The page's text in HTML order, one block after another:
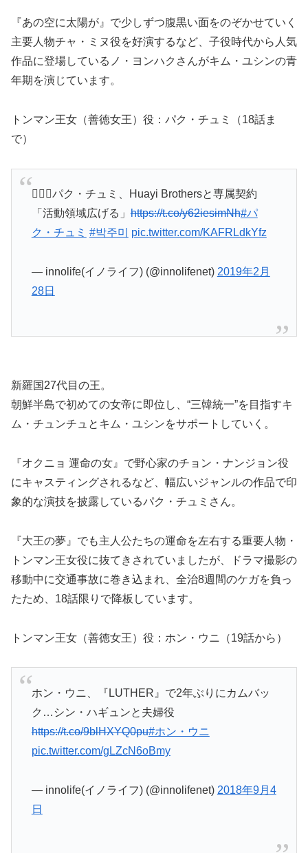
『あの空に太陽が』で少しずつ腹黒い面をのぞかせていく
主要人物チャ・ミヌ役を好演するなど、子役時代から人気
作品に登場しているノ・ヨンハクさんがキム・ユシンの青
年期を演じています。
トンマン王女（善徳女王）役：パク・チュミ（18話ま
で）
🙋🏻‍♀️パク・チュミ、Huayi Brothersと専属契約
「活動領域広げる」https://t.co/y62iesimNh#パ
ク・チュミ #박주미 pic.twitter.com/KAFRLdkYfz
— innolife(イノライフ) (@innolifenet) 2019年2月
28日
新羅国27代目の王。
朝鮮半島で初めての女帝に即位し、“三韓統一”を目指すキ
ム・チュンチュとキム・ユシンをサポートしていく。
『オクニョ 運命の女』で野心家のチョン・ナンジョン役
にキャスティングされるなど、幅広いジャンルの作品で印
象的な演技を披露しているパク・チュミさん。
『大王の夢』でも主人公たちの運命を左右する重要人物・
トンマン王女役に抜てきされていましたが、ドラマ撮影の
移動中に交通事故に巻き込まれ、全治8週間のケガを負っ
たため、18話限りで降板しています。
トンマン王女（善徳女王）役：ホン・ウニ（19話から）
ホン・ウニ、『LUTHER』で2年ぶりにカムバッ
ク…シン・ハギュンと夫婦役
https://t.co/9blHXYQ0pu#ホン・ウニ
pic.twitter.com/gLZcN6oBmy
— innolife(イノライフ) (@innolifenet) 2018年9月4
日